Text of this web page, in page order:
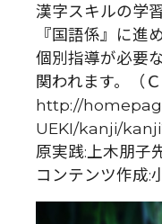
漢字スキルの学
『国語係』に進
個別指導が必要
関われます。（
http://
UEKI/kanji/
原実践:上木朋子
コンテンツ作成: